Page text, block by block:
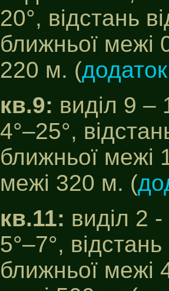
20°, відстань
ближньої межі
220 м. (
кв.9: виділ 9 –
4°–25°,
ближньої межі
межі 320 м. (
кв.11: виділ 2
5°–7°,
ближньої межі